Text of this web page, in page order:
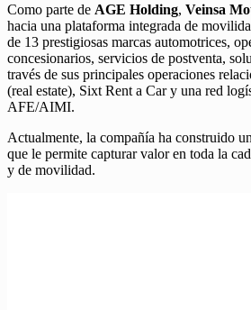
Como parte de AGE Holding, Veinsa
hacia una plataforma integrada de
de 13 prestigiosas marcas automotrices,
concesionarios, servicios de postventa,
través de sus principales operaciones
(real estate), Sixt Rent a Car y una red
AFE/AIMI.
Actualmente, la compañía ha construido
que le permite capturar valor en toda la
y de movilidad.